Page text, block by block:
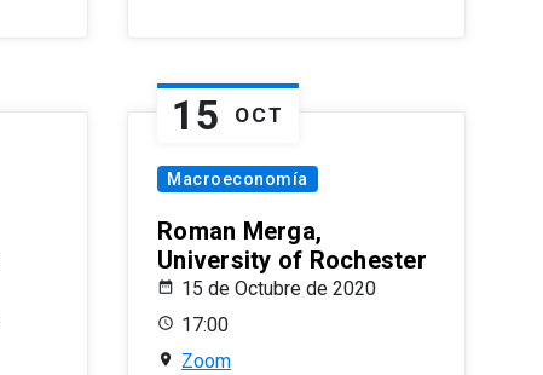
15 OCT
Macroeconomía
Roman Merga,
University of Rochester
15 de Octubre de 2020
17:00
Zoom